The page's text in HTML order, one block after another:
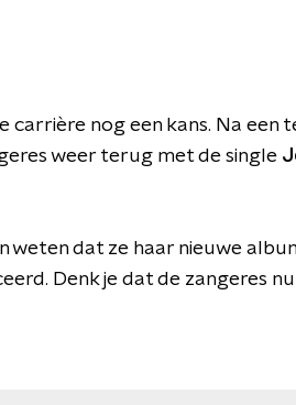
carrière nog een kans. Na
weer terug met de single
weten dat ze haar nieuwe
Denk je dat de zangeres